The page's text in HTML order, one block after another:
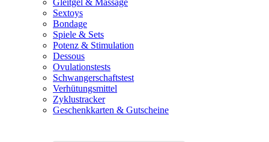
Gleitgel & Massage
Sextoys
Bondage
Spiele & Sets
Potenz & Stimulation
Dessous
Ovulationstests
Schwangerschaftstest
Verhütungsmittel
Zyklustracker
Geschenkkarten & Gutscheine